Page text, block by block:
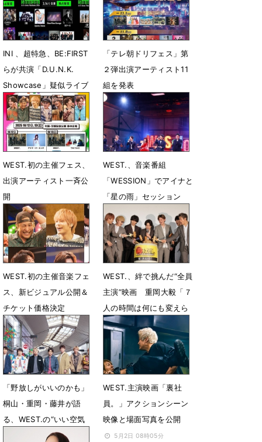
INI 、超特急、BE:FIRST
らが共演「D.U.N.K.
Showcase」疑似ライブ
配信決定
3月14日 14時08分
「テレ朝ドリフェス」第
２弾出演アーティスト11
組を発表
9月10日 12時00分
WEST.初の主催フェス、
出演アーティスト一斉公
開
8月24日 22時25分
WEST.、音楽番組
「WESSION」でアイナと
「星の雨」セッション
7月26日 22時03分
WEST.初の主催音楽フェ
ス、新ビジュアル公開＆
チケット価格決定
5月28日 18時18分
WEST.、絆で挑んだ“全員
主演”映画 重岡大毅「７
人の時間は何にも変えら
れない宝物」
5月4日 14時25分
「野放しがいいのかも」
桐山・重岡・藤井が語
る、WEST.の“いい空気
WEST.主演映画「裏社
員。」アクションシーン
映像と場面写真を公開
5月2日 08時05分